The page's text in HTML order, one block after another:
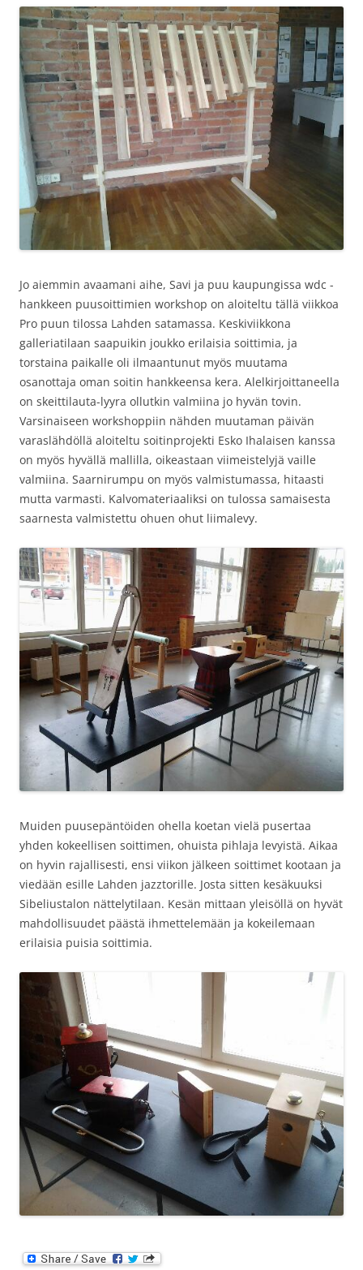
Jo aiemmin avaamani aihe, Savi ja puu kaupungissa wdc -
hankkeen puusoittimien workshop on aloiteltu tällä viikkoa
Pro puun tilossa Lahden satamassa. Keskiviikkona
galleriatilaan saapuikin joukko erilaisia soittimia, ja
torstaina paikalle oli ilmaantunut myös muutama
osanottaja oman soitin hankkeensa kera. Alelkirjoittaneella
on skeittilauta-lyyra ollutkin valmiina jo hyvän tovin.
Varsinaiseen workshoppiin nähden muutaman päivän
varaslähdöllä aloiteltu soitinprojekti Esko Ihalaisen kanssa
on myös hyvällä mallilla, oikeastaan viimeistelyjä vaille
valmiina. Saarnirumpu on myös valmistumassa, hitaasti
mutta varmasti. Kalvomateriaaliksi on tulossa samaisesta
saarnesta valmistettu ohuen ohut liimalevy.
Muiden puusepäntöiden ohella koetan vielä pusertaa
yhden kokeellisen soittimen, ohuista pihlaja levyistä. Aikaa
on hyvin rajallisesti, ensi viikon jälkeen soittimet kootaan ja
viedään esille Lahden jazztorille. Josta sitten kesäkuuksi
Sibeliustalon nättelytilaan. Kesän mittaan yleisöllä on hyvät
mahdollisuudet päästä ihmettelemään ja kokeilemaan
erilaisia puisia soittimia.